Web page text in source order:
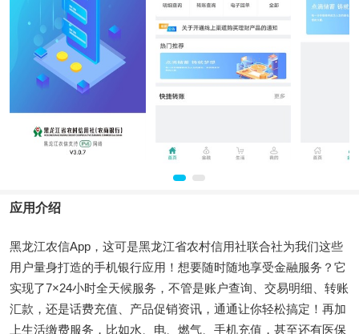
应用介绍
黑龙江农信App，这可是黑龙江省农村信用社联合社为我们这些
用户量身打造的手机银行应用！想要随时随地享受金融服务？它
实现了7×24小时全天候服务，不管是账户查询、交易明细、转账
汇款，还是话费充值、产品促销资讯，通通让你轻松搞定！再加
上生活缴费服务，比如水、电、燃气、手机充值，甚至还有医保